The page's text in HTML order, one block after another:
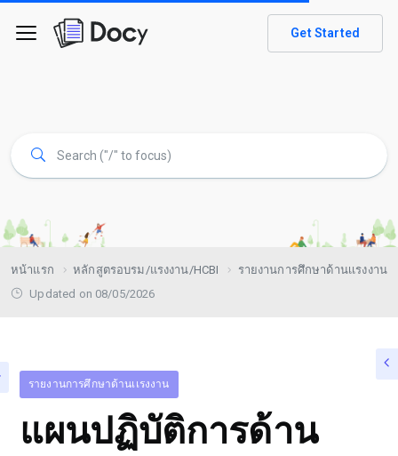
Get Started
หน้าแรก หลักสูตรอบรม/แรงงาน/HCBI
รายงานการศึกษาด้านเเรงงาน
Updated on 08/05/2026
รายงานการศึกษาด้านเเรงงาน
แผนปฏิบัติการด้าน